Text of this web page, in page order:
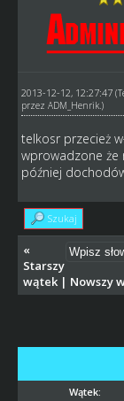
2013-12-12, 12:27:47
przez ADM_Henrik.)
telkosr przecież
wprowadzone że
później
Szukaj
«
Starszy
wątek| Nowszy
Wątek: